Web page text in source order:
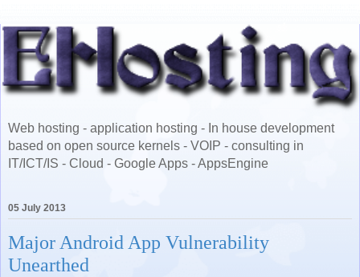
Web hosting - application hosting - In house development
based on open source kernels - VOIP - consulting in
IT/ICT/IS - Cloud - Google Apps - AppsEngine
05 July 2013
Major Android App Vulnerability
Unearthed